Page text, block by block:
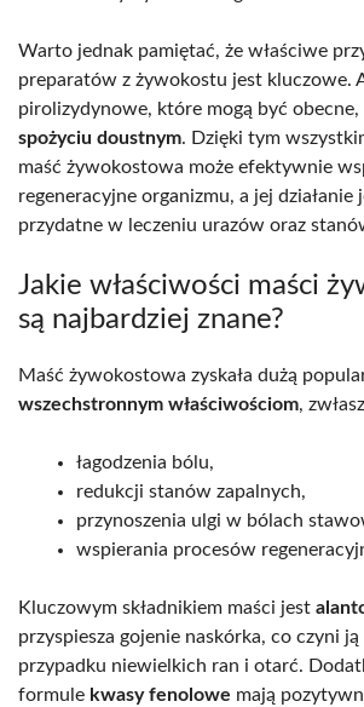
Warto jednak pamiętać, że właściwe
preparatów z żywokostu jest kluczowe.
pirolizydynowe, które mogą być obecne,
spożyciu doustnym. Dzięki tym
maść żywokostowa może efektywnie
regeneracyjne organizmu, a jej działanie
przydatne w leczeniu urazów oraz
Jakie właściwości maści
są najbardziej znane?
Maść żywokostowa zyskała dużą
wszechstronnym właściwościom,
łagodzenia bólu,
redukcji stanów zapalnych,
przynoszenia ulgi w bólach
wspierania procesów
Kluczowym składnikiem maści jest
przyspiesza gojenie naskórka, co czyni
przypadku niewielkich ran i otarć.
formule kwasy fenolowe mają